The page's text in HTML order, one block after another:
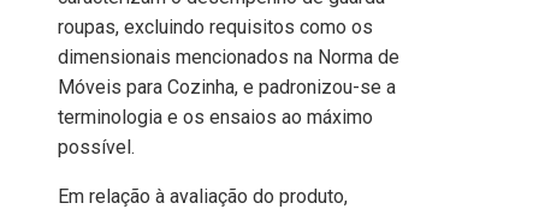
roupas, excluindo requisitos como os
dimensionais mencionados na Norma de
Móveis para Cozinha, e padronizou-se a
terminologia e os ensaios ao máximo
possível.
Em relação à avaliação do produto,